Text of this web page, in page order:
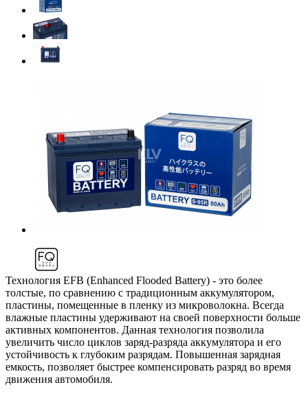
Технология EFB (Enhanced Flooded Battery) - это более
толстые, по сравнению с традиционным аккумулятором,
пластины, помещенные в пленку из микроволокна. Всегда
влажные пластины удерживают на своей поверхности больше
активных компонентов. Данная технология позволила
увеличить число циклов заряд-разряда аккумулятора и его
устойчивость к глубоким разрядам. Повышенная зарядная
емкость, позволяет быстрее компенсировать разряд во время
движения автомобиля.